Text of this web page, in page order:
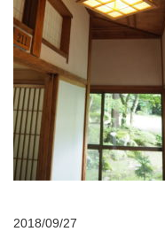
2018/09/27